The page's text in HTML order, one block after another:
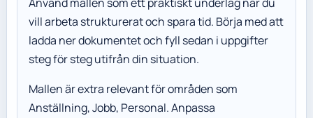
vill arbeta strukturerat och spara tid. Börja med att
ladda ner dokumentet och fyll sedan i uppgifter
steg för steg utifrån din situation.
Mallen är extra relevant för områden som
Anställning, Jobb, Personal. Anpassa